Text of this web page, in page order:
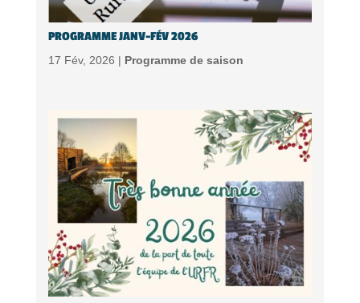
PROGRAMME JANV-FÉV 2026
17 Fév, 2026 | Programme de saison